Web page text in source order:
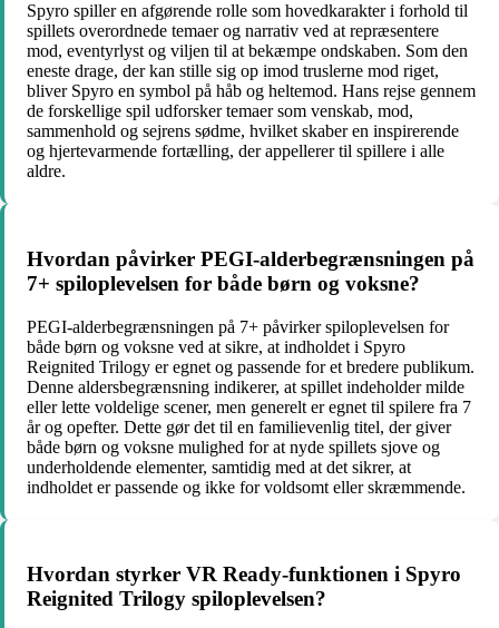
Spyro spiller en afgørende rolle som hovedkarakter i forhold til
spillets overordnede temaer og narrativ ved at repræsentere
mod, eventyrlyst og viljen til at bekæmpe ondskaben. Som den
eneste drage, der kan stille sig op imod truslerne mod riget,
bliver Spyro en symbol på håb og heltemod. Hans rejse gennem
de forskellige spil udforsker temaer som venskab, mod,
sammenhold og sejrens sødme, hvilket skaber en inspirerende
og hjertevarmende fortælling, der appellerer til spillere i alle
aldre.
Hvordan påvirker PEGI-alderbegrænsningen på
7+ spiloplevelsen for både børn og voksne?
PEGI-alderbegrænsningen på 7+ påvirker spiloplevelsen for
både børn og voksne ved at sikre, at indholdet i Spyro
Reignited Trilogy er egnet og passende for et bredere publikum.
Denne aldersbegrænsning indikerer, at spillet indeholder milde
eller lette voldelige scener, men generelt er egnet til spilere fra 7
år og opefter. Dette gør det til en familievenlig titel, der giver
både børn og voksne mulighed for at nyde spillets sjove og
underholdende elementer, samtidig med at det sikrer, at
indholdet er passende og ikke for voldsomt eller skræmmende.
Hvordan styrker VR Ready-funktionen i Spyro
Reignited Trilogy spiloplevelsen?